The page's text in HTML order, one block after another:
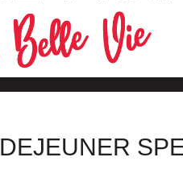
DEJEUNER